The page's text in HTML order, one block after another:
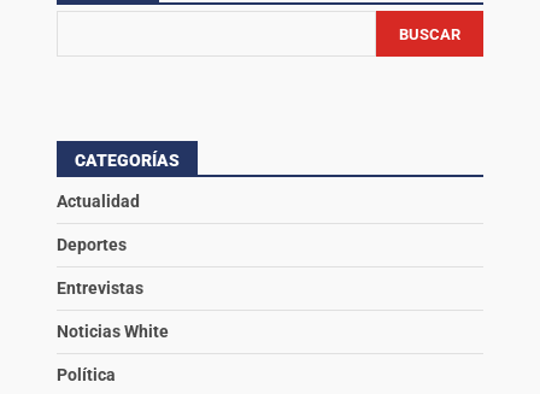
BUSCAR
CATEGORÍAS
Actualidad
Deportes
Entrevistas
Noticias White
Política